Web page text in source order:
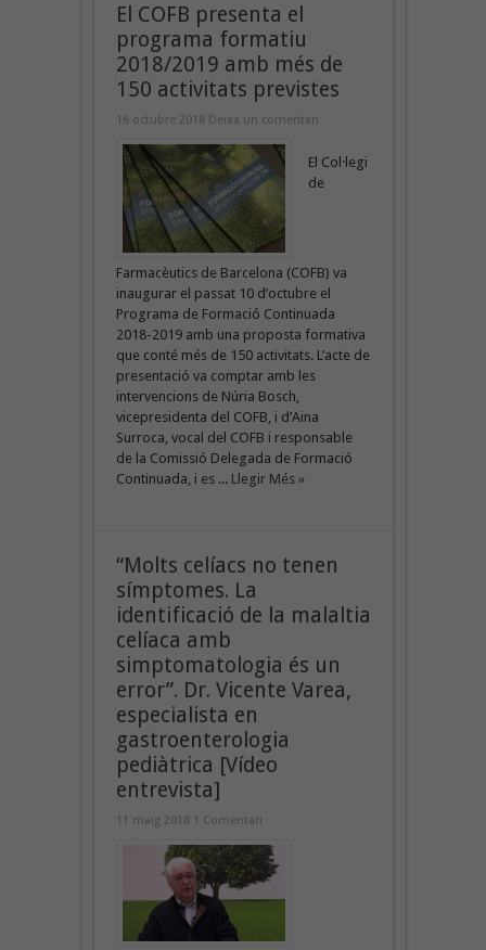
El COFB presenta el
programa formatiu
2018/2019 amb més de
150 activitats previstes
16 octubre 2018 Deixa un comentari
El Col·legi
de
Farmacèutics de Barcelona (COFB) va
inaugurar el passat 10 d’octubre el
Programa de Formació Continuada
2018-2019 amb una proposta formativa
que conté més de 150 activitats. L’acte de
presentació va comptar amb les
intervencions de Núria Bosch,
vicepresidenta del COFB, i d’Aina
Surroca, vocal del COFB i responsable
de la Comissió Delegada de Formació
Continuada, i es ... Llegir Més »
“Molts celíacs no tenen
símptomes. La
identificació de la malaltia
celíaca amb
simptomatologia és un
error”. Dr. Vicente Varea,
especialista en
gastroenterologia
pediàtrica [Vídeo
entrevista]
11 maig 2018 1 Comentari